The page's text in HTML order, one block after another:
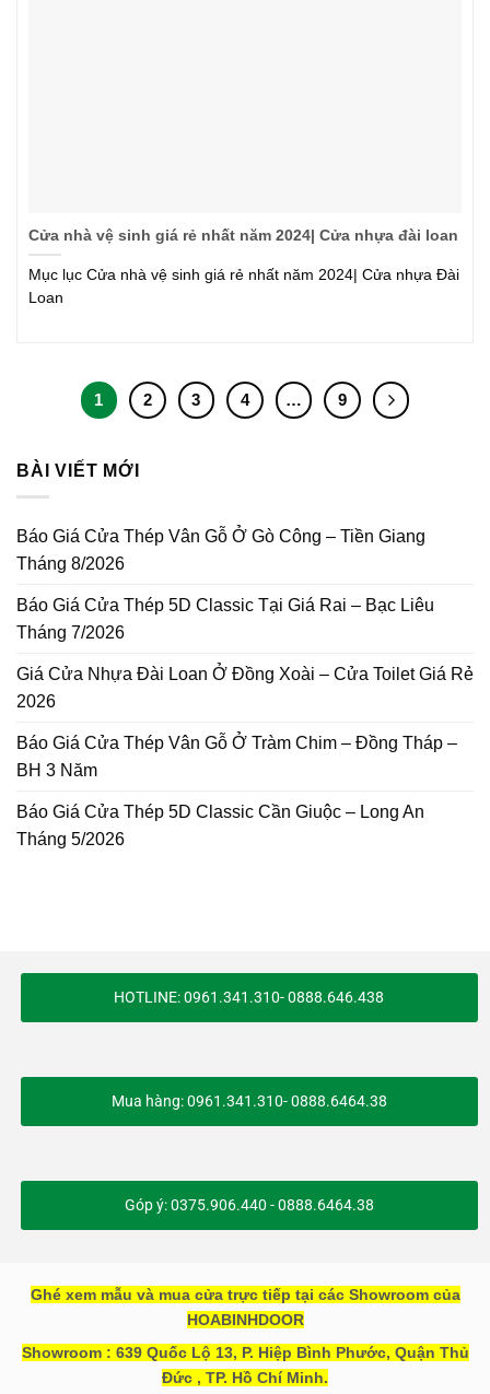
Cửa nhà vệ sinh giá rẻ nhất năm 2024| Cửa nhựa đài loan
Mục lục Cửa nhà vệ sinh giá rẻ nhất năm 2024| Cửa nhựa Đài
Loan
1 2 3 4 … 9
BÀI VIẾT MỚI
Báo Giá Cửa Thép Vân Gỗ Ở Gò Công – Tiền Giang
Tháng 8/2026
Báo Giá Cửa Thép 5D Classic Tại Giá Rai – Bạc Liêu
Tháng 7/2026
Giá Cửa Nhựa Đài Loan Ở Đồng Xoài – Cửa Toilet Giá Rẻ
2026
Báo Giá Cửa Thép Vân Gỗ Ở Tràm Chim – Đồng Tháp –
BH 3 Năm
Báo Giá Cửa Thép 5D Classic Cần Giuộc – Long An
Tháng 5/2026
HOTLINE: 0961.341.310- 0888.646.438
Mua hàng: 0961.341.310- 0888.6464.38
Góp ý: 0375.906.440 - 0888.6464.38
Ghé xem mẫu và mua cửa trực tiếp tại các Showroom của
HOABINHDOOR
Showroom : 639 Quốc Lộ 13, P. Hiệp Bình Phước, Quận Thủ
Đức , TP. Hồ Chí Minh.